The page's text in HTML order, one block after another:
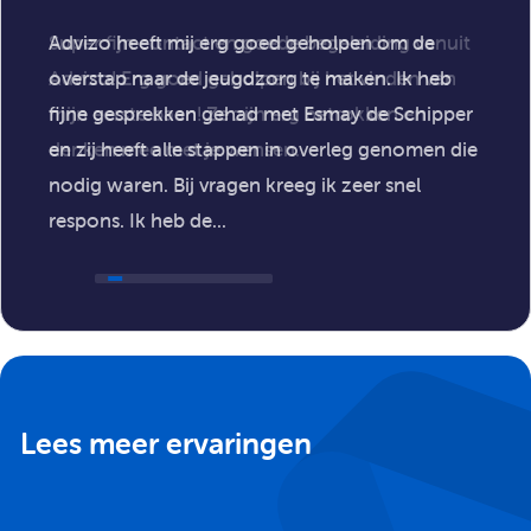
Advizo zorgt voor:
Persoonlijke begeleiding door een coach;
Toffe personeelsuitjes!
Advizo heeft mij erg goed geholpen om de
overstap naar de jeugdzorg te maken. Ik heb
fijne gesprekken gehad met Esmay de Schipper
en zij heeft alle stappen in overleg genomen die
nodig waren. Bij vragen kreeg ik zeer snel
respons. Ik heb de...
Lees meer ervaringen